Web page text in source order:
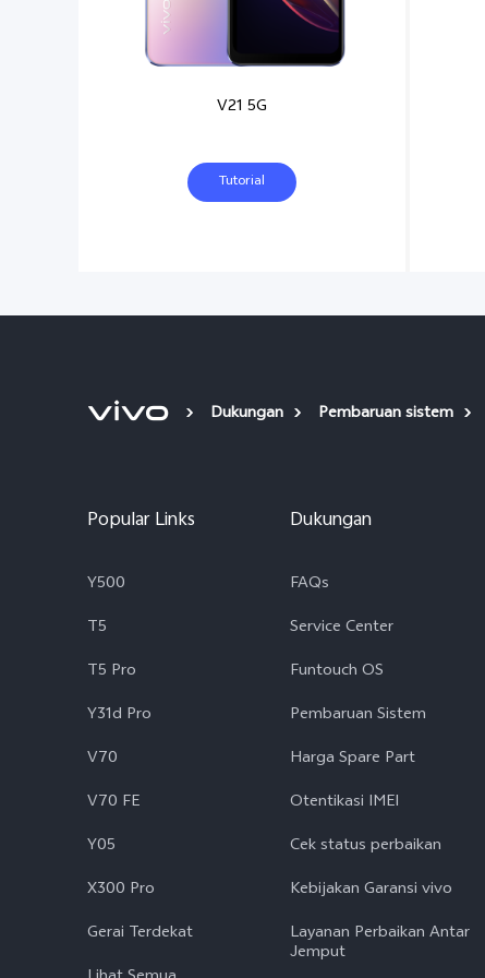
V21 5G
Tutorial
Dukungan Pembaruan sistem
Popular Links
Y500
T5
T5 Pro
Y31d Pro
V70
V70 FE
Y05
X300 Pro
Gerai Terdekat
Dukungan
FAQs
Service Center
Funtouch OS
Pembaruan Sistem
Harga Spare Part
Otentikasi IMEI
Cek status perbaikan
Kebijakan Garansi vivo
Layanan Perbaikan Antar
Jemput